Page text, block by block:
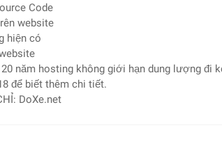
Code
website
hiện có
năm hosting không giới hạn dung lượng đi
để biết thêm chi tiết.
DoXe.net